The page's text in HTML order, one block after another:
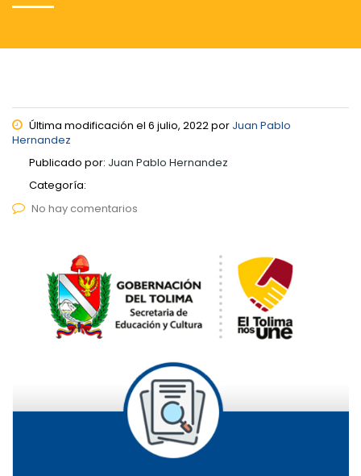
Última modificación el 6 julio, 2022 por Juan Pablo
Hernandez
Publicado por: Juan Pablo Hernandez
Categoría:
No hay comentarios